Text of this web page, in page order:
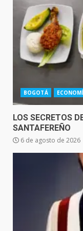
BOGOTÁ
LOS SECRETOS
SANTAFEREÑO
6 de agosto de 2026